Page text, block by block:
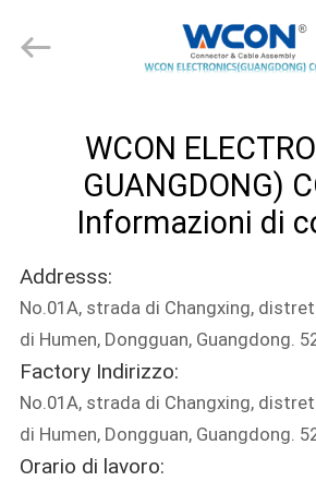
PRODOTTI
NOI
GIRO
DELLA
FABBRICA
GUANGDONG)
WCON
GUANGDONG)
Informazioni di
Addresss:
No.01A, strada di Changxing,
di Humen, Dongguan, Guangdong.
Factory Indirizzo:
No.01A, strada di Changxing,
di Humen, Dongguan, Guangdong.
Orario di lavoro: